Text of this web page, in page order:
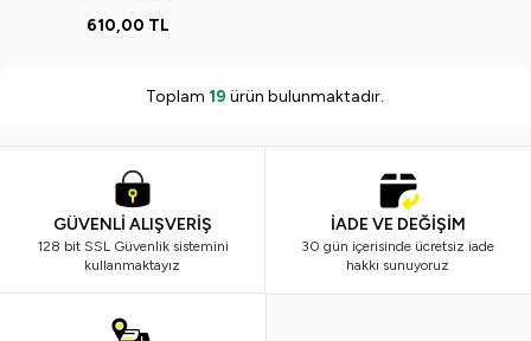
610,00 TL
Toplam 19 ürün bulunmaktadır.
GÜVENLİ ALIŞVERİŞ
128 bit SSL Güvenlik sistemini
kullanmaktayız
İADE VE DEĞİŞİM
30 gün içerisinde ücretsiz iade
hakkı sunuyoruz